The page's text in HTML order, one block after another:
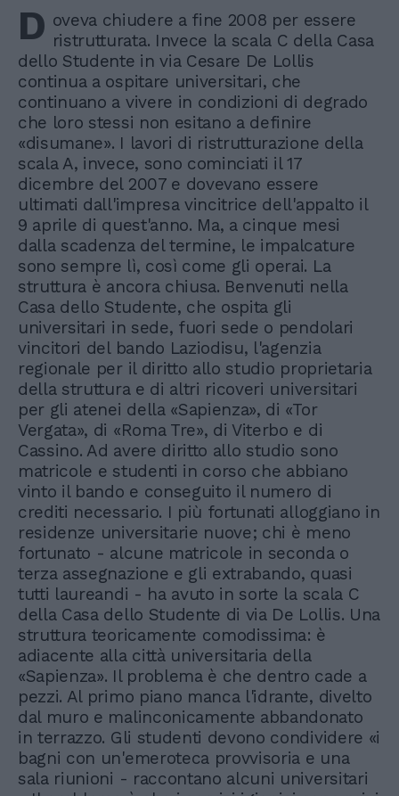
D oveva chiudere a fine 2008 per essere
ristrutturata. Invece la scala C della Casa
dello Studente in via Cesare De Lollis
continua a ospitare universitari, che
continuano a vivere in condizioni di degrado
che loro stessi non esitano a definire
«disumane». I lavori di ristrutturazione della
scala A, invece, sono cominciati il 17
dicembre del 2007 e dovevano essere
ultimati dall'impresa vincitrice dell'appalto il
9 aprile di quest'anno. Ma, a cinque mesi
dalla scadenza del termine, le impalcature
sono sempre lì, così come gli operai. La
struttura è ancora chiusa. Benvenuti nella
Casa dello Studente, che ospita gli
universitari in sede, fuori sede o pendolari
vincitori del bando Laziodisu, l'agenzia
regionale per il diritto allo studio proprietaria
della struttura e di altri ricoveri universitari
per gli atenei della «Sapienza», di «Tor
Vergata», di «Roma Tre», di Viterbo e di
Cassino. Ad avere diritto allo studio sono
matricole e studenti in corso che abbiano
vinto il bando e conseguito il numero di
crediti necessario. I più fortunati alloggiano in
residenze universitarie nuove; chi è meno
fortunato - alcune matricole in seconda o
terza assegnazione e gli extrabando, quasi
tutti laureandi - ha avuto in sorte la scala C
della Casa dello Studente di via De Lollis. Una
struttura teoricamente comodissima: è
adiacente alla città universitaria della
«Sapienza». Il problema è che dentro cade a
pezzi. Al primo piano manca l'idrante, divelto
dal muro e malinconicamente abbandonato
in terrazzo. Gli studenti devono condividere «i
bagni con un'emeroteca provvisoria e una
sala riunioni - raccontano alcuni universitari